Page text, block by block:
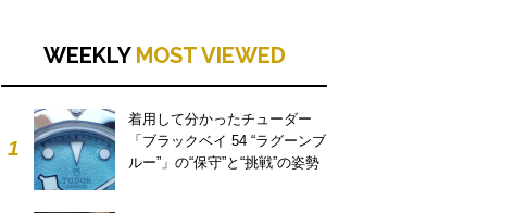
WEEKLY MOST VIEWED
1
着用して分かったチューダー
「ブラックベイ 54 “ラグーンブ
ルー”」の“保守”と“挑戦”の姿勢